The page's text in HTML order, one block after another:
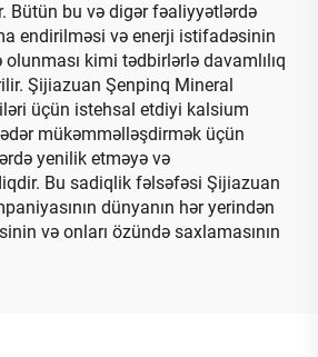
Bütün bu və digər fəaliyyətlərdə
endirilməsi və enerji istifadəsinin
kimi tədbirlərlə davamlılıq
Şijiazuan Şenpinq Mineral
üçün istehsal etdiyi kalsium
mükəmməlləşdirmək üçün
yenilik etməyə və
Bu sadiqlik fəlsəfəsi Şijiazuan
dünyanın hər yerindən
və onları özündə saxlamasının